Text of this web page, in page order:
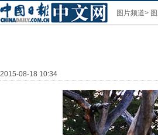
图片频道>
2015-08-18 10:34